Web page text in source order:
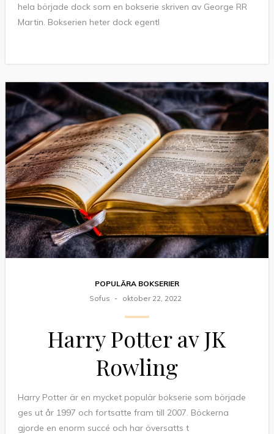
hela började dock som en bokserie skriven av George RR
Martin. Bokserien heter dock egentl
POPULÄRA BOKSERIER
Sofus
oktober 22, 2022
Harry Potter av JK
Rowling
Harry Potter är en mycket populär bokserie som började
ges ut år 1997 och fortsatte fram till 2007. Böckerna
gjorde en enorm succé och har översatts t